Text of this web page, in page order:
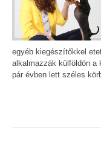
egyéb kiegészítőkkel
alkalmazzák külföldön a
pár évben lett széles